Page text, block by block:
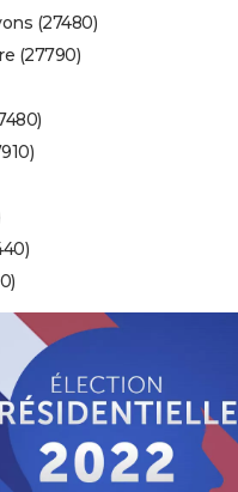
(27480)
(27790)